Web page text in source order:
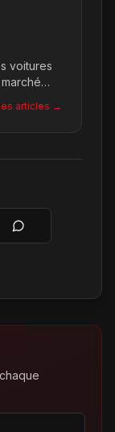
voitures
marque
articles →